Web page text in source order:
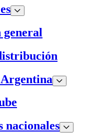
nacionales